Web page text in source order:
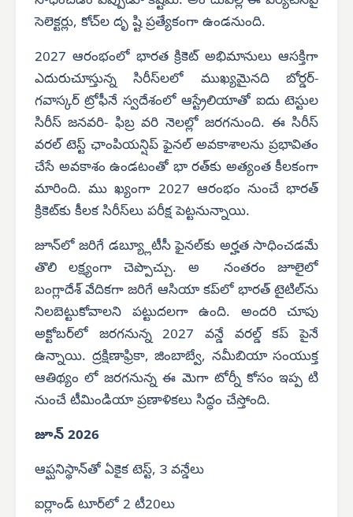
సెలెక్టర్లు, కోచ్‌ల దృ ష్టి ప్రత్యేకంగా ఉండనుంది.
2027 ఆరంభంలో భారత క్రికెట్ అభిమానులు ఆసక్తిగా
ఎదురుచూస్తున్న సిరీస్‌లలో ముఖ్యమైనది బోర్డర్-
గవాస్కర్ ట్రోఫీనే స్వదేశంలో ఆస్ట్రేలియాతో ఐదు టెస్టుల
సిరీస్ జనవరి- ఫిబ్ర వరి నెలల్లో జరగనుంది. ఈ సిరీస్
వరల్ టెస్ట్ ఛాంపియన్షిప్ ఫైనల్ అవకాశాలను ప్రభావితం
చేసే అవకాశం ఉండటంతో భా రత్‌కు అత్యంత కీలకంగా
మారింది. ము ఖ్యంగా 2027 ఆరంభం నుంచే భారత్
క్రికెట్‌కు కీలక సిరీస్‌లు పరీక్ష పెట్టనున్నాయి.
జూన్‌లో జరిగే డబ్య్లూటీసీ ఫైనల్‌కు అర్హత సాధించడమే
తొలి లక్ష్యంగా చెప్పొచ్చు. అ
నంతరం జూలైలో
బంగ్లాదేశ్ వేదికగా జరిగే ఆసియా కప్‌లో భారత్ టైటిల్‌ను
నిలబెట్టుకోవాలని పట్టుదలగా ఉంది. అందరి చూపు
అక్టోబర్‌లో జరగనున్న 2027 వన్డే వరల్డ్ కప్ పైనే
ఉన్నాయి. ద్రక్షిణాఫ్రికా, జింబాబ్వే, నమీబియా సంయుక్త
ఆతిథ్యం లో జరగనున్న ఈ మెగా టోర్నీ కోసం ఇప్ప టి
నుంచే టీమిండియా ప్రణాళికలు సిద్ధం చేస్తోంది.
జూన్ 2026
ఆప్ఘనిస్థాన్‌తో ఏకైక టెస్ట్, ౩ వన్డేలు
ఐర్లాండ్ టూర్‌లో 2 టీ20లు